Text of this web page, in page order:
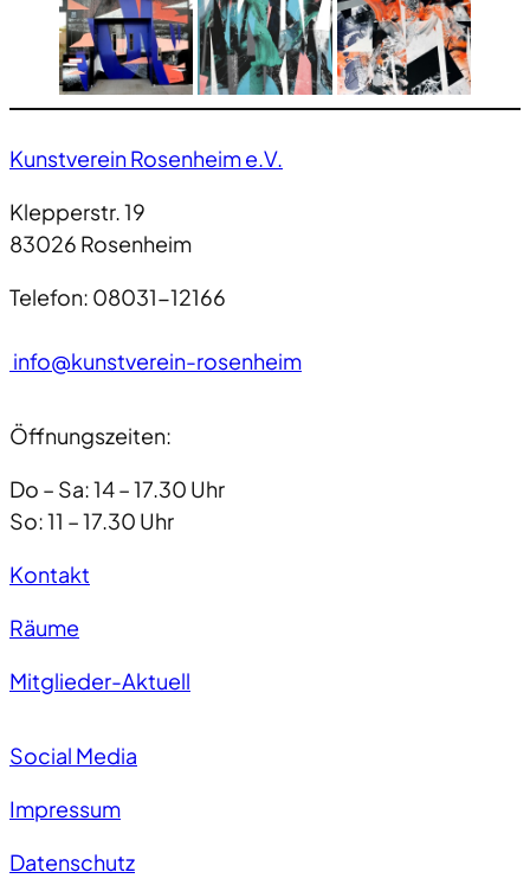
Kunstverein Rosenheim e.V.
Klepperstr. 19
83026 Rosenheim
Telefon: 08031-12166
info@kunstverein-rosenheim
Öffnungszeiten:
Do – Sa: 14 – 17.30 Uhr
So: 11 – 17.30 Uhr
Kontakt
Räume
Mitglieder-Aktuell
Social Media
Impressum
Datenschutz